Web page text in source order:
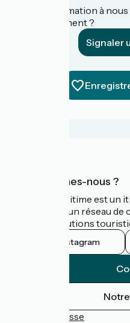
Une information à
établissement ?
Signaler
Qui sommes-nous ?
La Vélomaritime est un
promu par un réseau
leurs institutions
Instagram
Espace Presse